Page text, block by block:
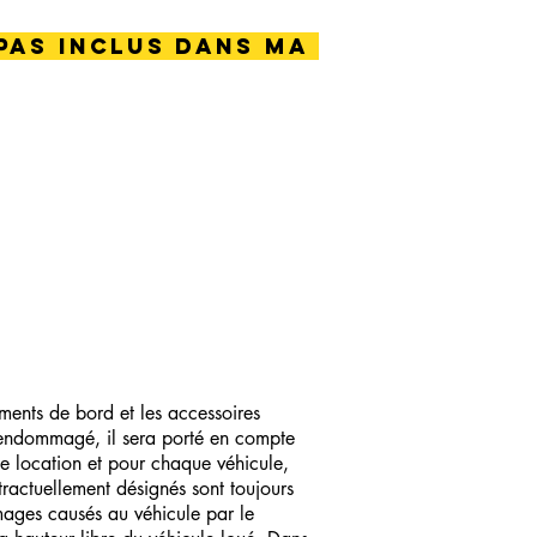
inclus dans ma
de bord et les accessoires
il sera porté en compte
location et pour chaque véhicule,
désignés sont toujours
causés au véhicule par le